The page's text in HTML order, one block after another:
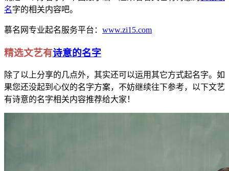
名字的相关内容吧。
慕名网专业起名服务平台： www.zi15.com
精选文艺有诗意的名字
除了以上分享的几点外，其实还可以运用其它方式起名字。如
果您还没起到心仪的名字方案，不妨继续往下参考，以下文艺
有诗意的名字相关内容推荐给大家！